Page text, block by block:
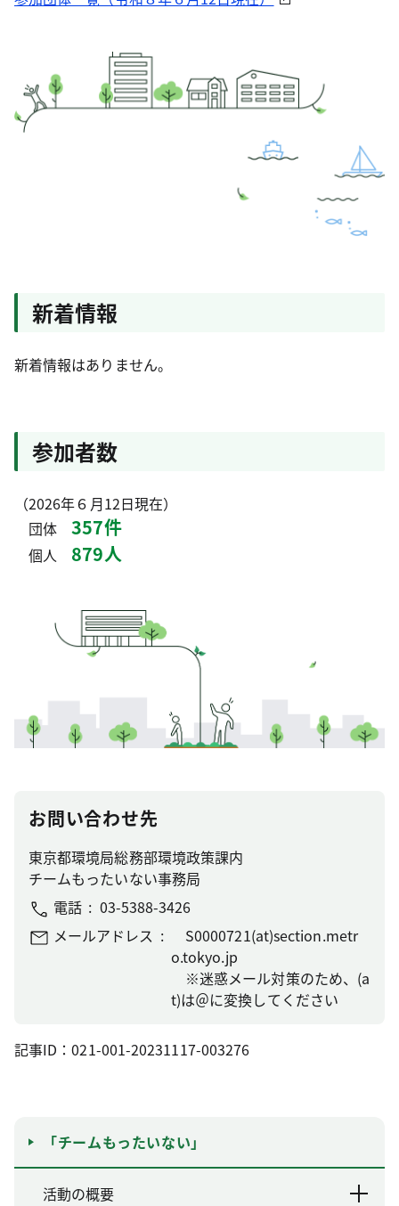
新着情報
新着情報はありません。
参加者数
（2026年６月12日現在）
団体357件
個人 879人
お問い合わせ先
東京都環境局総務部環境政策課内
チームもったいない事務局
電話
03-5388-3426
メールアドレス
S0000721(at)section.metr
o.tokyo.jp
※迷惑メール対策のため、(a
t)は＠に変換してください
記事ID：021-001-20231117-003276
「チームもったいない」
活動の概要